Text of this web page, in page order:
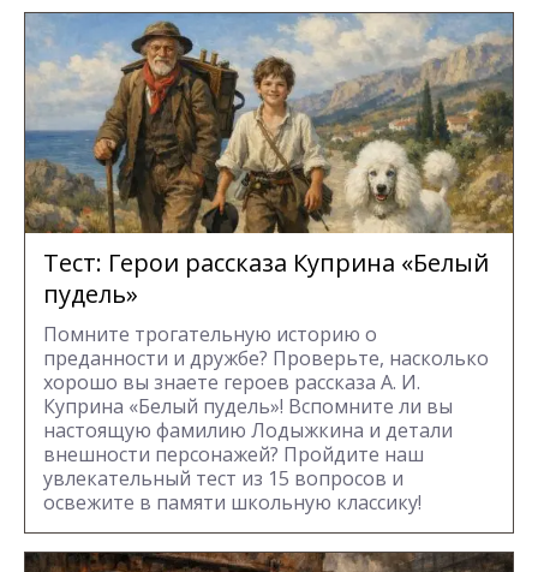
Тест: Герои рассказа Куприна «Белый
пудель»
Помните трогательную историю о
преданности и дружбе? Проверьте, насколько
хорошо вы знаете героев рассказа А. И.
Куприна «Белый пудель»! Вспомните ли вы
настоящую фамилию Лодыжкина и детали
внешности персонажей? Пройдите наш
увлекательный тест из 15 вопросов и
освежите в памяти школьную классику!